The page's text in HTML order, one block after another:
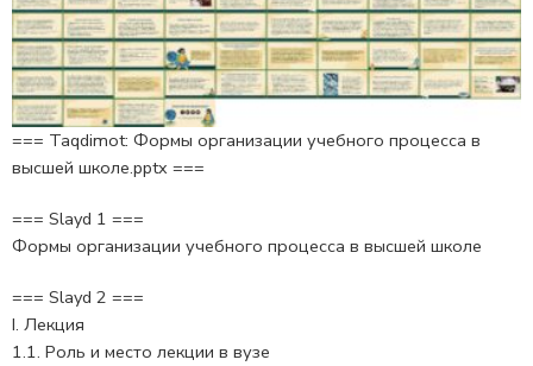
=== Taqdimot: Формы организации учебного процесса в
высшей школе.pptx ===
=== Slayd 1 ===
Формы организации учебного процесса в высшей школе
=== Slayd 2 ===
I. Лекция
1.1. Роль и место лекции в вузе